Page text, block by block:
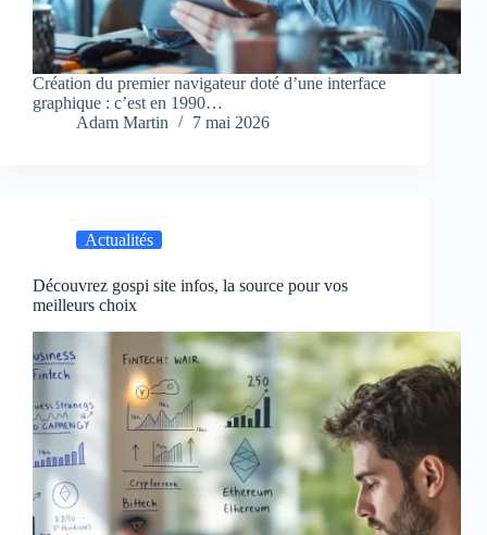
Création du premier navigateur doté d’une interface
graphique : c’est en 1990…
Adam Martin
7 mai 2026
Actualités
Découvrez gospi site infos, la source pour vos
meilleurs choix